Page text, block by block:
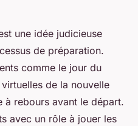
une idée judicieuse
de préparation.
comme le jour du
de la nouvelle
à rebours avant le départ.
avec un rôle à jouer les